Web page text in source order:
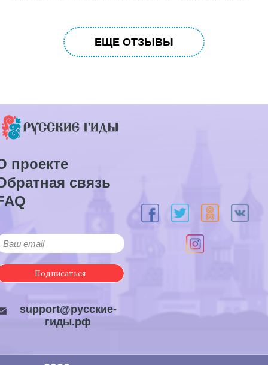
ЕЩЕ ОТЗЫВЫ
проекте
связь
Подписаться
support@русские-
гиды.рф